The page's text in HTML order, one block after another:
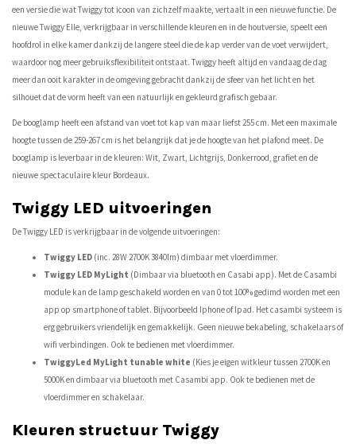
een versie die wat Twiggy tot icoon van zichzelf maakte, vertaalt in een nieuwe functie. De
nieuwe Twiggy Elle, verkrijgbaar in verschillende kleuren en in de houtversie, speelt een
hoofdrol in elke kamer dankzij de langere steel die de kap verder van de voet verwijdert,
waardoor nog meer gebruiksflexibiliteit ontstaat. Twiggy heeft altijd en vandaag de dag
meer dan ooit karakter in de omgeving gebracht dankzij de sfeer van het licht en het
silhouet dat de vorm heeft van een natuurlijk en gekleurd grafisch gebaar.
De booglamp heeft een afstand van voet tot kap van maar liefst 255 cm. Met een maximale
hoogte tussen de 259-267 cm is het belangrijk dat je de hoogte van het plafond meet. De
booglamp is leverbaar in de kleuren: Wit, Zwart, Lichtgrijs, Donkerrood, grafiet en de
nieuwe spectaculaire kleur Bordeaux.
Twiggy LED uitvoeringen
De Twiggy LED is verkrijgbaar in de volgende uitvoeringen:
Twiggy LED (inc. 28W 2700K 3840lm) dimbaar met vloerdimmer.
Twiggy LED MyLight (Dimbaar via bluetooth en Casabi app). Met de Casambi
module kan de lamp geschakeld worden en van 0 tot 100% gedimd worden met een
app op smartphone of tablet. Bijvoorbeeld Iphone of Ipad. Het casambi systeem is
erg gebruikers vriendelijk en gemakkelijk. Geen nieuwe bekabeling, schakelaars of
wifi verbindingen. Ook te bedienen met vloerdimmer.
TwiggyLed MyLight tunable white (Kies je eigen witkleur tussen 2700K en
5000K en dimbaar via bluetooth met Casambi app. Ook te bedienen met de
vloerdimmer en schakelaar.
Kleuren structuur Twiggy